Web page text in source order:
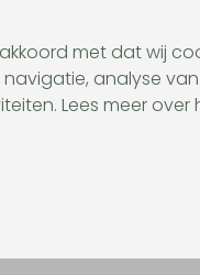
het Indoor
kan ik reserveren?
De
met dat wij
analyse
Lees meer over